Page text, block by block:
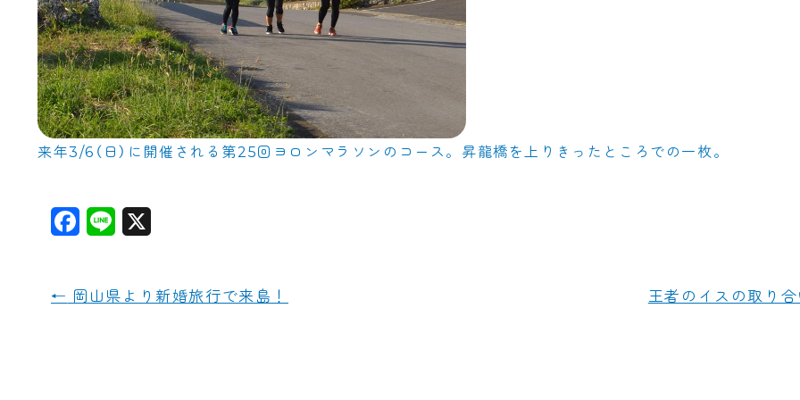
来年3/6（日）に開催される第25回ヨロンマラソンのコース。昇龍橋を上りきったところでの一枚。
F
e
L
e
← 岡山県より新婚旅行で来島！ 王者のイスの取り